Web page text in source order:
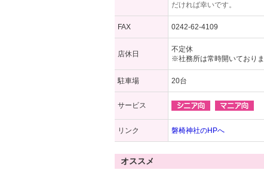
だければ幸いです。
FAX 0242-62-4109
店休日
不定休
※社務所は常時開いており
駐車場 20台
サービス
リンク 磐椅神社のHPへ
オススメ